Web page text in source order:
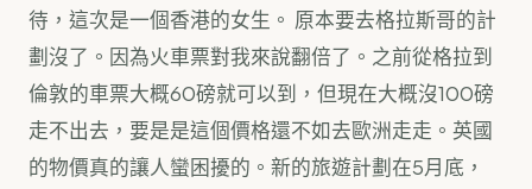
待，這次是一個香港的女生。 原本要去格拉斯哥的計
劃沒了。因為火車票對我來說翻倍了。之前從格拉到
倫敦的車票大概60磅就可以到，但現在大概沒100磅
走不出去，要是是這個價格還不如去歐洲走走。英國
的物價真的讓人蠻困擾的。新的旅遊計劃在5月底，